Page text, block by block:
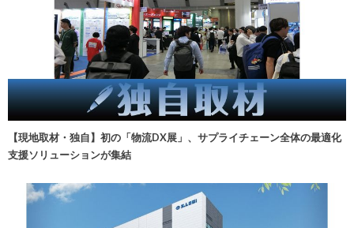
【現地取材・独自】初の「物流DX展」、サプライチェーン全体の最適化
支援ソリューションが集結